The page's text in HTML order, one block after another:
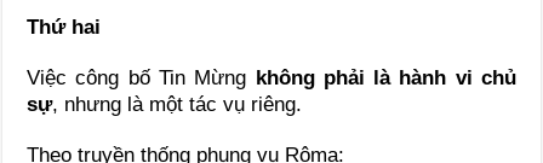
Thứ hai
Việc công bố Tin Mừng không phải là hành vi chủ
sự, nhưng là một tác vụ riêng.
Theo truyền thống phụng vụ Rôma: